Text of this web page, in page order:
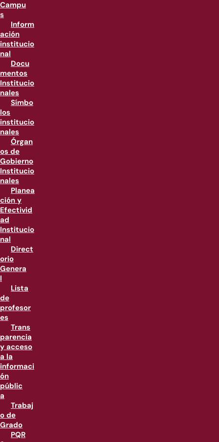
Campu
s
Inform
ación
institucio
nal
Docu
mentos
Institucio
nales
Símbo
los
institucio
nales
Órgan
os de
Gobierno
Institucio
nales
Planea
ción y
Efectivid
ad
Institucio
nal
Direct
orio
Genera
l
Lista
de
profesor
es
Trans
parencia
y acceso
a la
informaci
ón
públic
a
Trabaj
o de
Grado
PQR